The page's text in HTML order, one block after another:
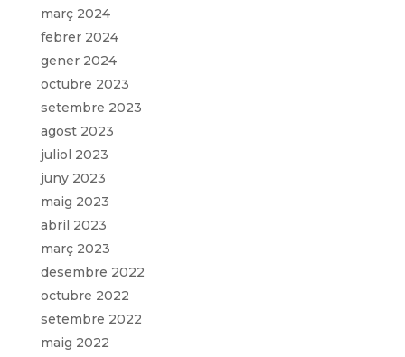
març 2024
febrer 2024
gener 2024
octubre 2023
setembre 2023
agost 2023
juliol 2023
juny 2023
maig 2023
abril 2023
març 2023
desembre 2022
octubre 2022
setembre 2022
maig 2022